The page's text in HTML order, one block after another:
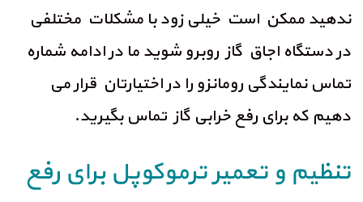
ندهید ممکن است خیلی زود با مشکلات مختلفی
در دستگاه اجاق گاز روبرو شوید ما در ادامه شماره
تماس نمایندگی رومانزو را در اختیارتان قرار می
دهیم که برای رفع خرابی گاز تماس بگیرید.
تنظیم و تعمیر ترموکوپل برای رفع